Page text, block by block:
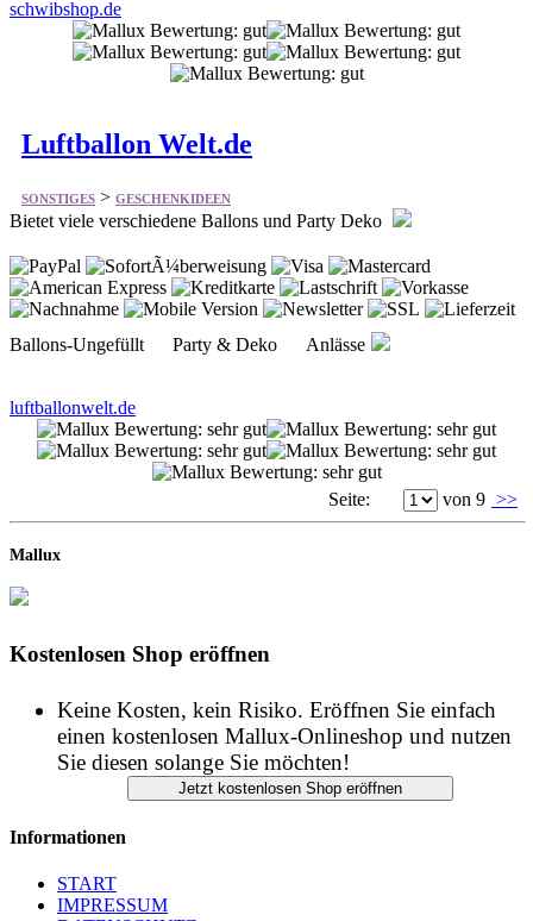
Luftballon Welt.de
SONSTIGES> GESCHENKIDEEN
Bietet viele verschiedene Ballons und Party Deko
Ballons-Ungefüllt Party & Deko Anlässe
luftballonwelt.de
Seite: von 9 >>
Kostenlosen Shop eröffnen
Keine Kosten, kein Risiko. Eröffnen Sie einfach
Sie diesen solange Sie möchten!
START
IMPRESSUM
AGB